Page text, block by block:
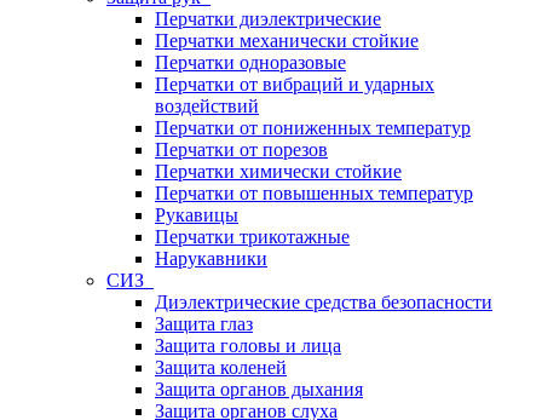
Перчатки диэлектрические
Перчатки механически стойкие
Перчатки одноразовые
Перчатки от вибраций и ударных
воздействий
Перчатки от пониженных температур
Перчатки от порезов
Перчатки химически стойкие
Перчатки от повышенных температур
Рукавицы
Перчатки трикотажные
Нарукавники
СИЗ
Диэлектрические средства безопасности
Защита глаз
Защита головы и лица
Защита коленей
Защита органов дыхания
Защита органов слуха